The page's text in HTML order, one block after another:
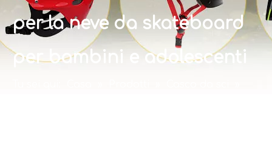
per la neve da skateboard
per bambini e adolescenti